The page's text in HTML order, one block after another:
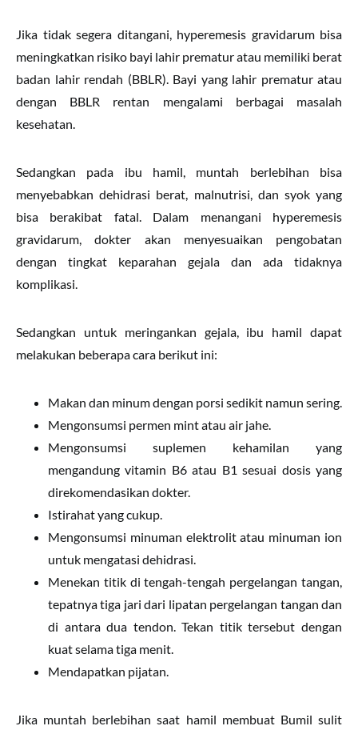
Jika tidak segera ditangani, hyperemesis gravidarum bisa
meningkatkan risiko bayi lahir prematur atau memiliki berat
badan lahir rendah (BBLR). Bayi yang lahir prematur atau
dengan BBLR rentan mengalami berbagai masalah
kesehatan.
Sedangkan pada ibu hamil, muntah berlebihan bisa
menyebabkan dehidrasi berat, malnutrisi, dan syok yang
bisa berakibat fatal. Dalam menangani hyperemesis
gravidarum, dokter akan menyesuaikan pengobatan
dengan tingkat keparahan gejala dan ada tidaknya
komplikasi.
Sedangkan untuk meringankan gejala, ibu hamil dapat
melakukan beberapa cara berikut ini:
Makan dan minum dengan porsi sedikit namun sering.
Mengonsumsi permen mint atau air jahe.
Mengonsumsi suplemen kehamilan yang
mengandung vitamin B6 atau B1 sesuai dosis yang
direkomendasikan dokter.
Istirahat yang cukup.
Mengonsumsi minuman elektrolit atau minuman ion
untuk mengatasi dehidrasi.
Menekan titik di tengah-tengah pergelangan tangan,
tepatnya tiga jari dari lipatan pergelangan tangan dan
di antara dua tendon. Tekan titik tersebut dengan
kuat selama tiga menit.
Mendapatkan pijatan.
Jika muntah berlebihan saat hamil membuat Bumil sulit